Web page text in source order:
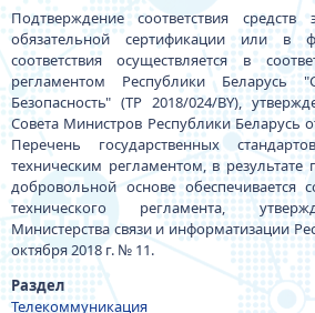
Подтверждение соответствия
обязательной сертификации или в
соответствия осуществляется в
регламентом Республики Беларусь
Безопасность" (ТР 2018/024/BY),
Совета Министров Республики Беларусь
Перечень государственных
техническим регламентом, в
добровольной основе обеспечивается
технического регламента,
Министерства связи и информатизации
октября 2018 г. № 11.
Раздел
Телекоммуникация